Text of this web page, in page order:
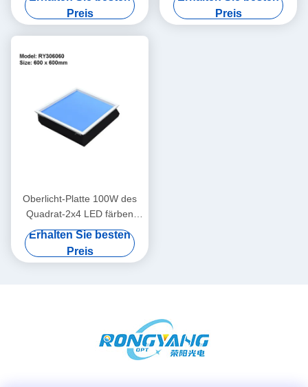
Preis
mm, L600 * B300 * H150
mm, 40 W
Preis
Oberlicht-Platte 100W des
Quadrat-2x4 LED färben
änderndes CRI95 für Küche
Erhalten Sie besten
Preis